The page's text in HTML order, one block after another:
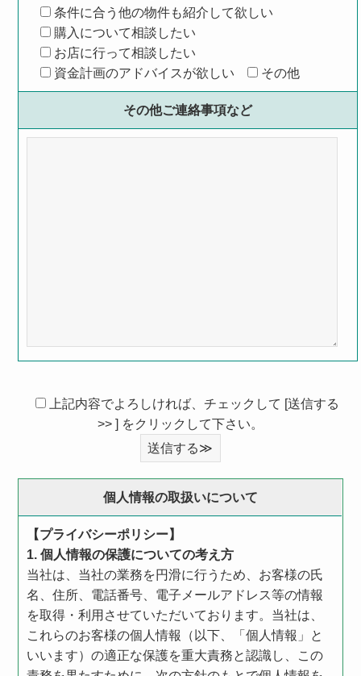
条件に合う他の物件も紹介して欲しい
購入について相談したい
お店に行って相談したい
資金計画のアドバイスが欲しい
その他
その他ご連絡事項など
上記内容でよろしければ、チェックして [送信する
>> ] をクリックして下さい。
個人情報の取扱いについて
【プライバシーポリシー】
1. 個人情報の保護についての考え方
当社は、当社の業務を円滑に行うため、お客様の氏
名、住所、電話番号、電子メールアドレス等の情報
を取得・利用させていただいております。当社は、
これらのお客様の個人情報（以下、「個人情報」と
いいます）の適正な保護を重大責務と認識し、この